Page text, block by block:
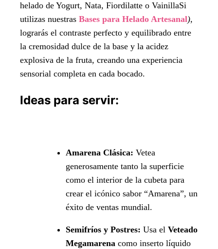
helado de Yogurt, Nata, Fiordilatte o VainillaSi
utilizas nuestras Bases para Helado Artesanal),
lograrás el contraste perfecto y equilibrado entre
la cremosidad dulce de la base y la acidez
explosiva de la fruta, creando una experiencia
sensorial completa en cada bocado.
Ideas para servir:
Amarena Clásica: Vetea
generosamente tanto la superficie
como el interior de la cubeta para
crear el icónico sabor “Amarena”, un
éxito de ventas mundial.
Semifríos y Postres: Usa el Veteado
Megamarena como inserto líquido